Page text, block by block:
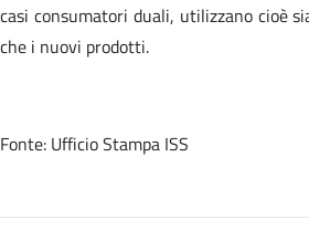
casi consumatori duali, utilizzano cioè
che i nuovi prodotti.
Fonte: Ufficio Stampa